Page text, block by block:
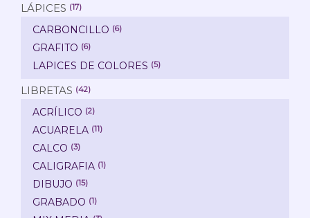
LÁPICES (17)
CARBONCILLO (6)
GRAFITO (6)
LAPICES DE COLORES (5)
LIBRETAS (42)
ACRÍLICO (2)
ACUARELA (11)
CALCO (3)
CALIGRAFIA (1)
DIBUJO (15)
GRABADO (1)